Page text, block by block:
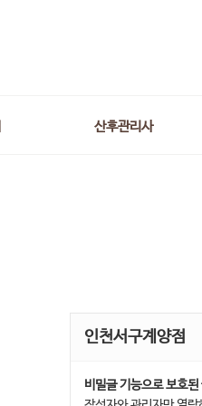
산후관리사
인천서구계양점
비밀글 기능으로 보호